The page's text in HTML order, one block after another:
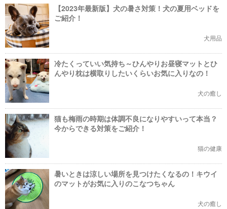
【2023年最新版】犬の暑さ対策！犬の夏用ベッドを
ご紹介！
犬用品
冷たくっていい気持ち～ひんやりお昼寝マットとひ
んやり枕は横取りしたいくらいお気に入りなの！
犬の癒し
猫も梅雨の時期は体調不良になりやすいって本当？
今からできる対策をご紹介！
猫の健康
暑いときは涼しい場所を見つけたくなるの！キウイ
のマットがお気に入りのこなつちゃん
犬の癒し